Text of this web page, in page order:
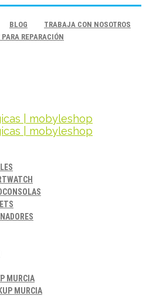
BLOG
TRABAJA CON NOSOTROS
REPARACIÓN
MURCIA
MURCIA